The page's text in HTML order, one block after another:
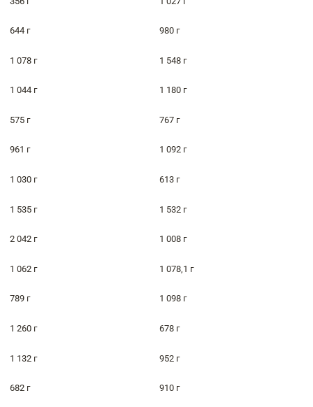
644 г 980 г
1 078 г 1 548 г
1 044 г 1 180 г
575 г 767 г
961 г 1 092 г
1 030 г 613 г
1 535 г 1 532 г
2 042 г 1 008 г
1 062 г 1 078,1 г
789 г 1 098 г
1 260 г 678 г
1 132 г 952 г
682 г 910 г